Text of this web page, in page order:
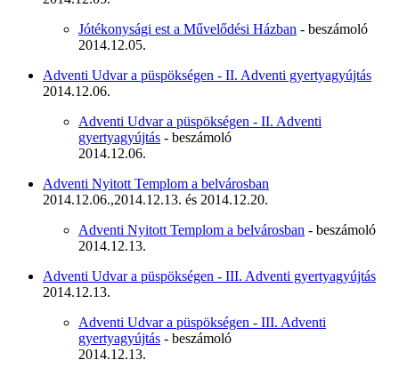
Jótékonysági est a Művelődési Házban - beszámoló
2014.12.05.
Adventi Udvar a püspökségen - II. Adventi gyertyagyújtás
2014.12.06.
Adventi Udvar a püspökségen - II. Adventi
gyertyagyújtás - beszámoló
2014.12.06.
Adventi Nyitott Templom a belvárosban
2014.12.06.,2014.12.13. és 2014.12.20.
Adventi Nyitott Templom a belvárosban - beszámoló
2014.12.13.
Adventi Udvar a püspökségen - III. Adventi gyertyagyújtás
2014.12.13.
Adventi Udvar a püspökségen - III. Adventi
gyertyagyújtás - beszámoló
2014.12.13.